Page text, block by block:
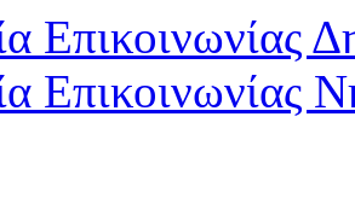
Επικοινωνίας
Επικοινωνίας